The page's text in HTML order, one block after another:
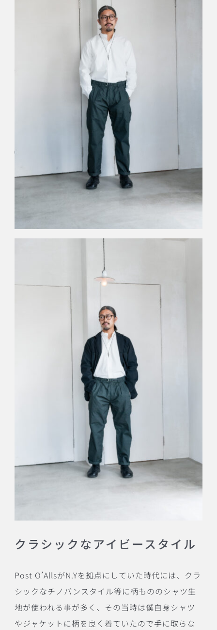
クラシックなアイビースタイル
Post O’AllsがN.Yを拠点にしていた時代には、クラ
シックなチノパンスタイル等に柄もののシャツ生
地が使われる事が多く、その当時は僕自身シャツ
やジャケットに柄を良く着ていたので手に取らな